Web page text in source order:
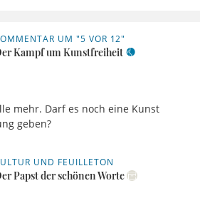
UM "5 VOR 12"
Kampf um Kunstfreiheit
mehr. Darf es noch eine Kunst
geben?
UND FEUILLETON
Papst der schönen Worte